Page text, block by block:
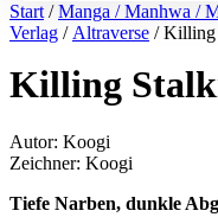
Start /Manga / Manhwa /
Verlag / Altraverse / Killing
Killing
Autor: Koogi
Zeichner: Koogi
Tiefe Narben, dunkle